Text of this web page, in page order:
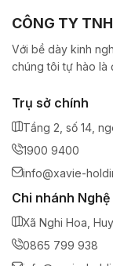
CÔNG TY
Với bề dày kinh
chúng tôi tự hào là
Trụ sở chính
Tầng 2, số 14,
1900 9400
info@xavie-
Chi nhánh Nghệ
Xã Nghi Hoa,
0865 799 938